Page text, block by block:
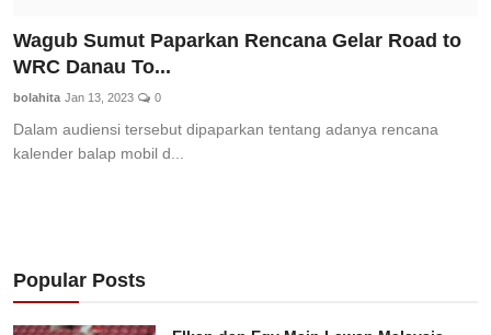
Wagub Sumut Paparkan Rencana Gelar Road to
WRC Danau To...
bolahita Jan 13, 2023 0
Dalam audiensi tersebut dipaparkan tentang adanya rencana
kalender balap mobil d...
Popular Posts